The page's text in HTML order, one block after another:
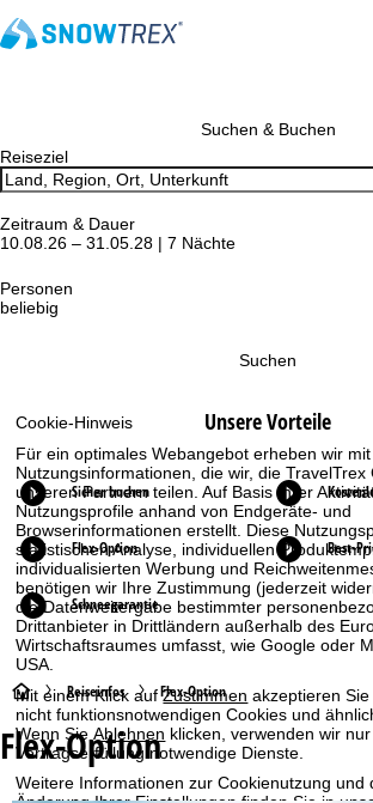
Cookie-Hinweis
Für ein optimales Webangebot erheben wir
Nutzungsinformationen, die wir, die TravelTrex
unseren Partnern teilen. Auf Basis Ihrer
Nutzungsprofile anhand von Endgeräte- und
Browserinformationen erstellt. Diese
statistischen Analyse, individuellen
individualisierten Werbung und
benötigen wir Ihre Zustimmung (jederzeit
die Datenweitergabe bestimmter
Drittanbieter in Drittländern außerhalb des
Wirtschaftsraumes umfasst, wie Google oder
USA.
Mit einem Klick aufZustimmen akzeptieren
nicht funktionsnotwendigen Cookies und
Wenn SieAblehnen klicken, verwenden wir
Vertragserfüllung notwendige Dienste.
Weitere Informationen zur Cookienutzung und
Suchen & Buchen
Reiseziel
Zeitraum & Dauer
10.08.26 – 31.05.28 | 7 Nächte
Personen
beliebig
Suchen
Unsere Vorteile
Sicher buchen
Flex-Option Best-
Schneegarantie
S
t
a
Reiseinfos Flex-Option
Flex-Option